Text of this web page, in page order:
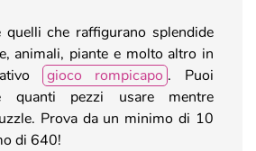
quelli che raffigurano splendide
animali, piante e molto altro in
gioco rompicapo . Puoi
quanti pezzi usare mentre
Prova da un minimo di 10
di 640!